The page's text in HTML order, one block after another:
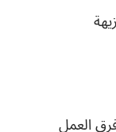
العمل